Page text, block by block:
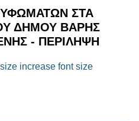
ΣΤΑ
ΔΗΜΟΥ ΒΑΡΗΣ
- ΠΕΡΙΛΗΨΗ
increase font size